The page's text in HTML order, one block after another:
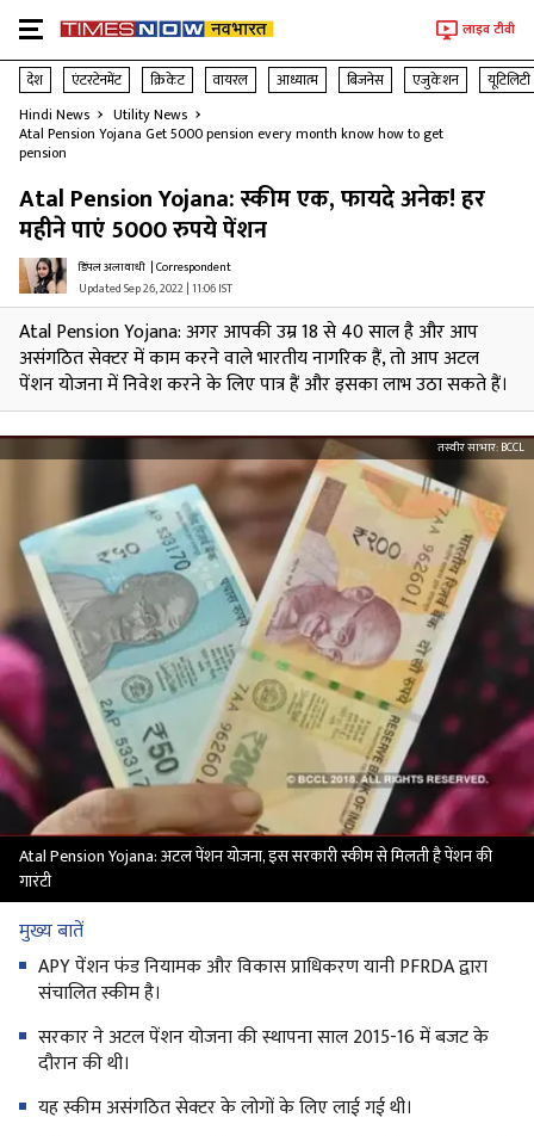
लाइव टीवी
देश एंटरटेनमेंट क्रिकेट वायरल आध्यात्म बिजनेस एजुकेशन
यूटिलिटी
Hindi News
Utility News
Atal Pension Yojana Get 5000 pension every month know how to get
pension
Atal Pension Yojana: स्कीम एक, फायदे अनेक! हर
महीने पाएं 5000 रुपये पेंशन
डिंपल अलावाधी | Correspondent
Updated Sep 26, 2022 | 11:06 IST
Atal Pension Yojana: अगर आपकी उम्र 18 से 40 साल है और आप
असंगठित सेक्टर में काम करने वाले भारतीय नागरिक हैं, तो आप अटल
पेंशन योजना में निवेश करने के लिए पात्र हैं और इसका लाभ उठा सकते हैं।
तस्वीर साभार:BCCL
Atal Pension Yojana: अटल पेंशन योजना, इस सरकारी स्कीम से मिलती है पेंशन की
गारंटी
मुख्य बातें
APY पेंशन फंड नियामक और विकास प्राधिकरण यानी PFRDA द्वारा
संचालित स्कीम है।
सरकार ने अटल पेंशन योजना की स्थापना साल 2015-16 में बजट के
दौरान की थी।
यह स्कीम असंगठित सेक्टर के लोगों के लिए लाई गई थी।